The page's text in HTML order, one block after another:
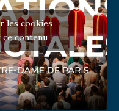
les cookies
contenu